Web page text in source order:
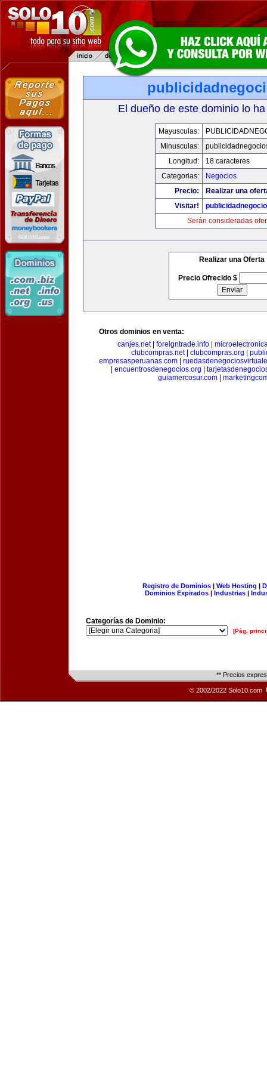
El dueño de este dominio lo
Mayusculas:
Minusculas:
Longitud:
18 caracteres
Categorias:
Negocios
Precio:
Realizar una
Visitar!
Serán consideradas
Realizar una Oferta
Precio Ofrecido $
Otros dominios en venta:
canjes.net| foreigntrade.info
clubcompras.net| clubcompras.org
empresasperuanas.com
encuentrosdenegocios.org
guiamercosur.com
Registro de Dominios| Web Hosting |
Dominios Expirados | Industrias |
Categorías de Dominio:
[Pág.
** Precios
© 2002/2022 Solo10.com